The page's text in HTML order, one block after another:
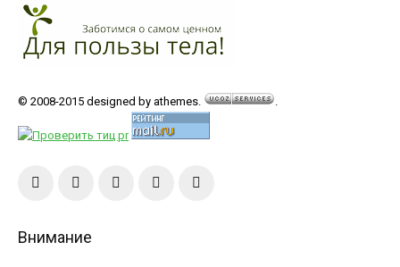
© 2008-2015 designed by athemes. .
Внимание